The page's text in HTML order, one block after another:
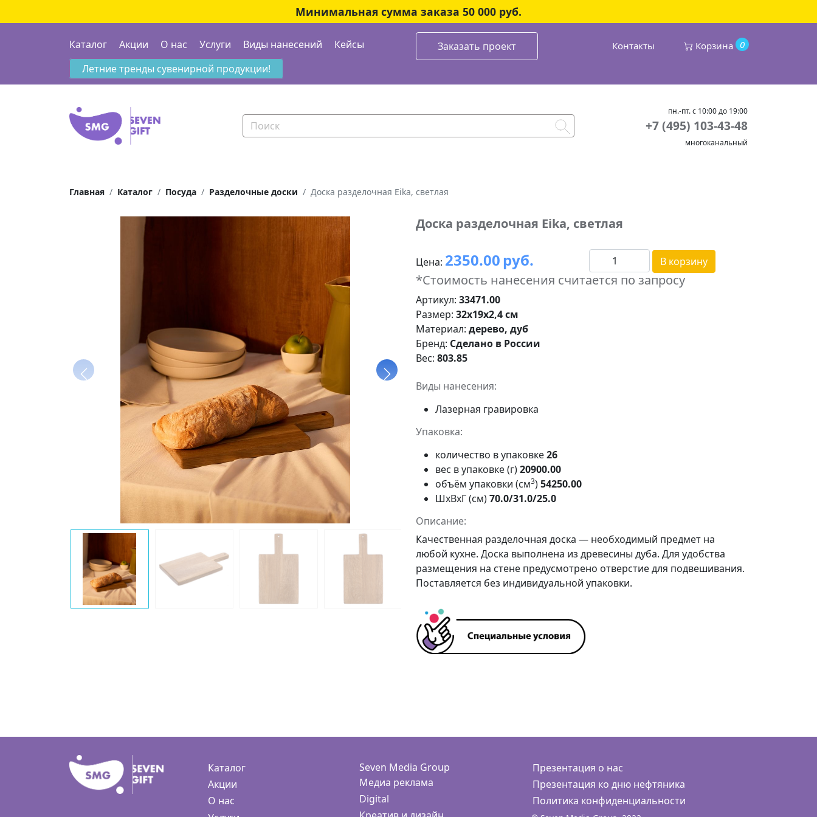
Минимальная сумма заказа 50 000 руб.
Каталог Акции О нас Услуги Виды нанесений Кейсы Заказать проект Контакты 0
Корзина
Летние тренды сувенирной продукции!
пн.-пт. с 10:00 до 19:00
+7 (495) 103-43-48
многоканальный
Главная Каталог Посуда Разделочные доски Доска разделочная Eika, светлая
Доска разделочная Eika, светлая
Цена: 2350.00 руб. В корзину
*Стоимость нанесения считается по запросу
Артикул: 33471.00
Размер: 32x19x2,4 см
Материал: дерево, дуб
Бренд: Сделано в России
Вес: 803.85
Виды нанесения:
Лазерная гравировка
Упаковка:
количество в упаковке26
вес в упаковке (г)20900.00
объём упаковки (см3)54250.00
ШxВxГ (см)70.0/31.0/25.0
Описание:
Качественная разделочная доска — необходимый предмет на
любой кухне. Доска выполнена из древесины дуба. Для удобства
размещения на стене предусмотрено отверстие для подвешивания.
Поставляется без индивидуальной упаковки.
Каталог
Акции
О нас
Seven Media Group
Медиа реклама
Digital
Презентация о нас
Презентация ко дню нефтяника
Политика конфиденциальности